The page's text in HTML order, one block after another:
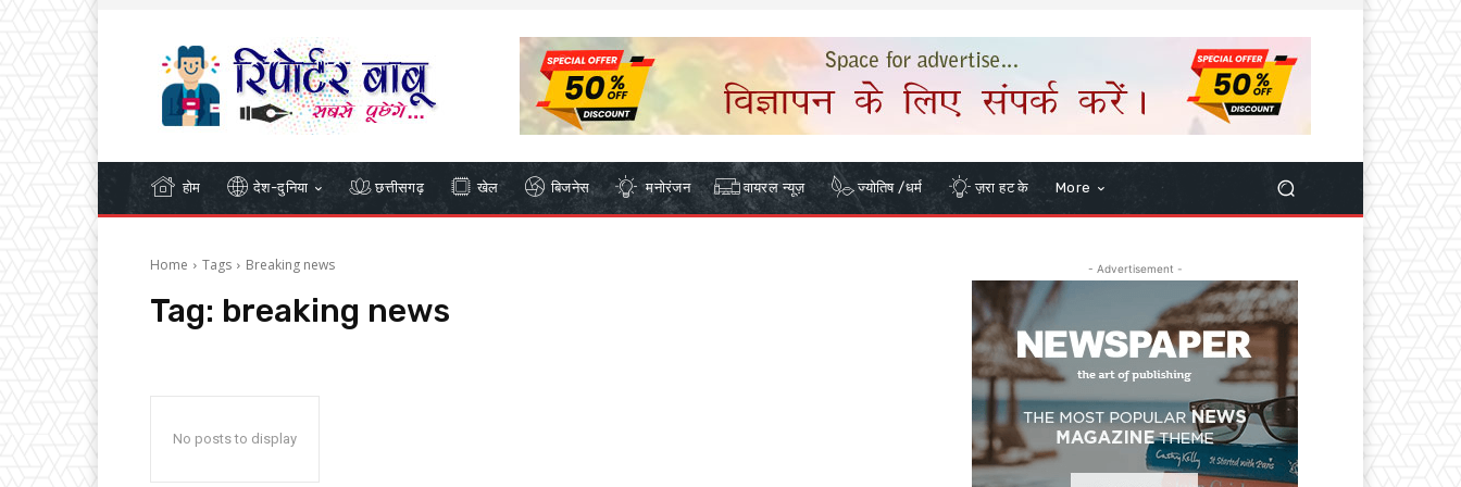
होम देश-दुनिया छत्तीसगढ़ खेल बिजनेस मनोरंजन वायरल न्यूज़ ज्योतिष /धर्म ज़रा हट के More
Home Tags Breaking news
Tag: breaking news
No posts to display
- Advertisement -